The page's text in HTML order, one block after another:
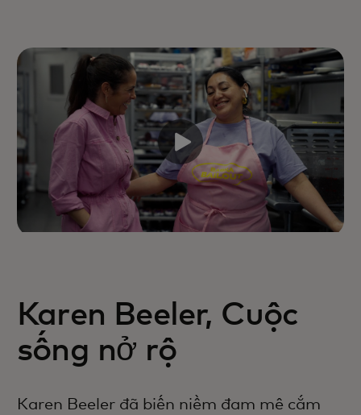
Karen Beeler, Cuộc
sống nở rộ
Karen Beeler đã biến niềm đam mê cắm